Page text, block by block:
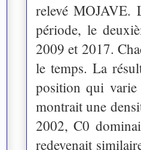
relevé MOJAVE.
période, le
2009 et 2017.
le temps. La
position qui
montrait une
2002, C0
redevenait